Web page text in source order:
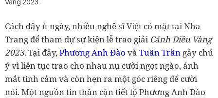
Cách đây ít ngày, nhiều nghệ sĩ Việt có mặt tại Nha
Trang để tham dự sự kiện lễ trao giải Cánh Diều Vàng
2023. Tại đây,Phương Anh Đào và Tuấn Trần gây chú
ý vì liên tục trao cho nhau nụ cười ngọt ngào, ánh
mắt tình cảm và còn hẹn ra một góc riêng để cười
nói. Một nguồn tin thân cận tiết lộ Phương Anh Đào